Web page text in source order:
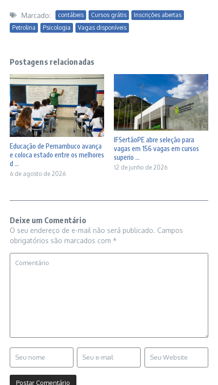
Marcado: contábeis Cursos grátis
Inscrições abertas
Petrolina
Psicologia Vagas disponíveis
Postagens relacionadas
Educação de Pernambuco avança
e coloca estado entre os melhores
d ...
6 de agosto de 2026
IFSertãoPE abre seleção para
vagas em 156 vagas em cursos
superio ...
12 de junho de 2026
Deixe um Comentário
O seu endereço de e-mail não será publicado. Campos
obrigatórios são marcados com *